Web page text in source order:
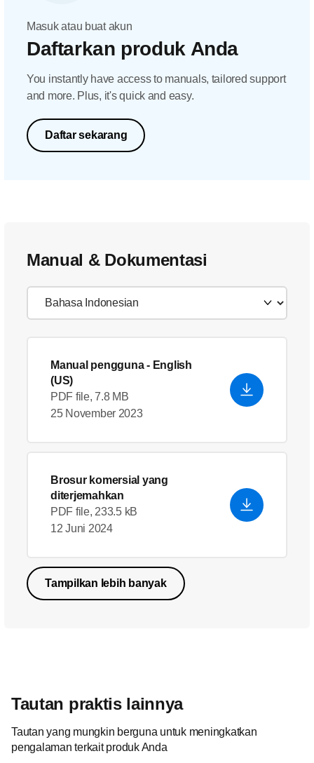
Masuk atau buat akun
Daftarkan produk Anda
You instantly have access to manuals, tailored support
and more. Plus, it's quick and easy.
Daftar sekarang
Manual & Dokumentasi
Manual pengguna- English
(US)
PDF file, 7.8 MB
25 November 2023
Brosur komersial yang
diterjemahkan
PDF file, 233.5 kB
12 Juni 2024
Tampilkan lebih banyak
Tautan praktis lainnya
Tautan yang mungkin berguna untuk meningkatkan
pengalaman terkait produk Anda